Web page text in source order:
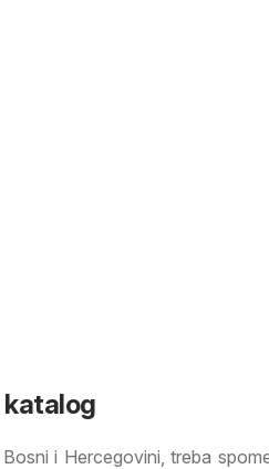
katalog
i Hercegovini, treba